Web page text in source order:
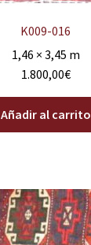
K009-016
1,46 × 3,45 m
1.800,00€
Añadir al carrito